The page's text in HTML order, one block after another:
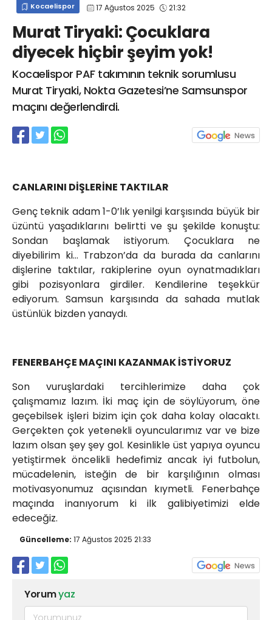
Kocaelispor 17 Ağustos 2025 21:32
Murat Tiryaki: Çocuklara
diyecek hiçbir şeyim yok!
Kocaelispor PAF takımının teknik sorumlusu
Murat Tiryaki, Nokta Gazetesi’ne Samsunspor
maçını değerlendirdi.
CANLARINI DİŞLERİNE TAKTILAR
Genç teknik adam 1-0’lık yenilgi karşısında büyük bir
üzüntü yaşadıklarını belirtti ve şu şekilde konuştu:
Sondan başlamak istiyorum. Çocuklara ne
diyebilirim ki… Trabzon’da da burada da canlarını
dişlerine taktılar, rakiplerine oyun oynatmadıkları
gibi pozisyonlara girdiler. Kendilerine teşekkür
ediyorum. Samsun karşısında da sahada mutlak
üstünlük bizden yanaydı.
FENERBAHÇE MAÇINI KAZANMAK İSTİYORUZ
Son vuruşlardaki tercihlerimize daha çok
çalışmamız lazım. İki maç için de söylüyorum, öne
geçebilsek işleri bizim için çok daha kolay olacaktı.
Gerçekten çok yetenekli oyuncularımız var ve bize
lazım olsan şey şey gol. Kesinlikle üst yapıya oyuncu
yetiştirmek öncelikli hedefimiz ancak iyi futbolun,
mücadelenin, isteğin de bir karşılığının olması
motivasyonumuz açısından kıymetli. Fenerbahçe
maçında inanıyorum ki ilk galibiyetimizi elde
edeceğiz.
Güncelleme: 17 Ağustos 2025 21:33
Yorumyaz
info@spor41.com